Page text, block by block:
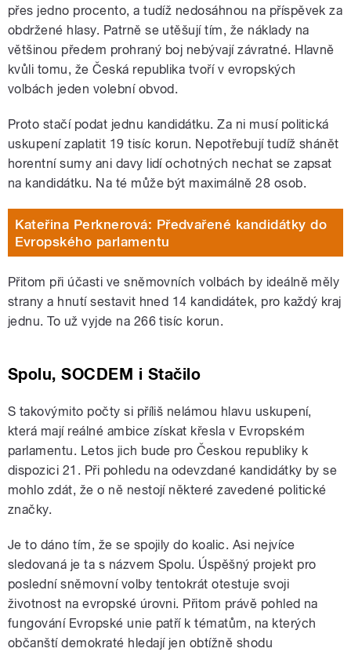
přes jedno procento, a tudíž nedosáhnou na příspěvek za
obdržené hlasy. Patrně se utěšují tím, že náklady na
většinou předem prohraný boj nebývají závratné. Hlavně
kvůli tomu, že Česká republika tvoří v evropských
volbách jeden volební obvod.
Proto stačí podat jednu kandidátku. Za ni musí politická
uskupení zaplatit 19 tisíc korun. Nepotřebují tudíž shánět
horentní sumy ani davy lidí ochotných nechat se zapsat
na kandidátku. Na té může být maximálně 28 osob.
Kateřina Perknerová: Předvařené kandidátky do
Evropského parlamentu
Přitom při účasti ve sněmovních volbách by ideálně měly
strany a hnutí sestavit hned 14 kandidátek, pro každý kraj
jednu. To už vyjde na 266 tisíc korun.
Spolu, SOCDEM i Stačilo
S takovýmito počty si příliš nelámou hlavu uskupení,
která mají reálné ambice získat křesla v Evropském
parlamentu. Letos jich bude pro Českou republiky k
dispozici 21. Při pohledu na odevzdané kandidátky by se
mohlo zdát, že o ně nestojí některé zavedené politické
značky.
Je to dáno tím, že se spojily do koalic. Asi nejvíce
sledovaná je ta s názvem Spolu. Úspěšný projekt pro
poslední sněmovní volby tentokrát otestuje svoji
životnost na evropské úrovni. Přitom právě pohled na
fungování Evropské unie patří k tématům, na kterých
občanští demokraté hledají jen obtížně shodu